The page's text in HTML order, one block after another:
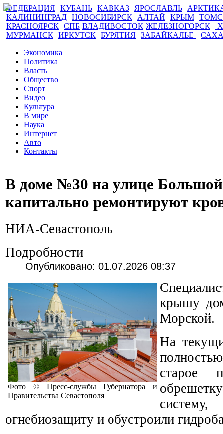
ФЕДЕРАЦИЯ КУБАНЬ КАВКАЗ ЯРОСЛАВЛЬ
КАЛИНИНГРАД НОВОСИБИРСК АЛТАЙ КРЫМ
КРАСНОЯРСК СПБ ВЛАДИВОСТОК ЖЕЛЕЗНОГОРСК
МУРМАНСК ИРКУТСК БУРЯТИЯ ЗАБАЙКАЛЬЕ САХА
Экономика
Политика
Власть
Общество
Спорт
Видео
Культура
В мире
Наука
Интернет
Авто
Контакты
В доме №30 на улице
капитально ремонтируют
НИА-Севастополь
Подробности
Опубликовано: 01.07.2026 08:37
Фото © Пресс-службы Губернатора и
Правительства Севастополя
крышу
Морской.
На
старое
огнебиозащиту и обустроили